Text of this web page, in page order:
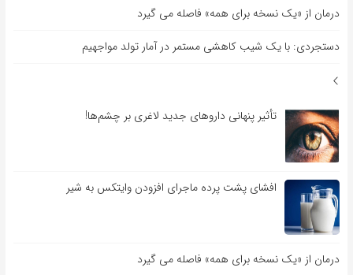
درمان از «یک نسخه برای همه» فاصله می گیرد
دستجردی: با یک شیب کاهشی مستمر در آمار تولد مواجهیم
تأثیر پنهانی داروهای جدید لاغری بر چشم‌ها!
افشای پشت پرده ماجرای افزودن وایتکس به شیر
درمان از «یک نسخه برای همه» فاصله می گیرد